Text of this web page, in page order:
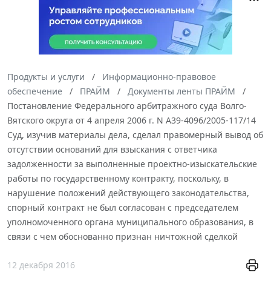
Продукты и услуги
Информационно-правовое
обеспечение
ПРАЙМ
Документы ленты ПРАЙМ
Постановление Федерального арбитражного суда Волго-
Вятского округа от 4 апреля 2006 г. N А39-4096/2005-117/14
Суд, изучив материалы дела, сделал правомерный вывод об
отсутствии оснований для взыскания с ответчика
задолженности за выполненные проектно-изыскательские
работы по государственному контракту, поскольку, в
нарушение положений действующего законодательства,
спорный контракт не был согласован с председателем
уполномоченного органа муниципального образования, в
связи с чем обоснованно признан ничтожной сделкой
12 декабря 2016